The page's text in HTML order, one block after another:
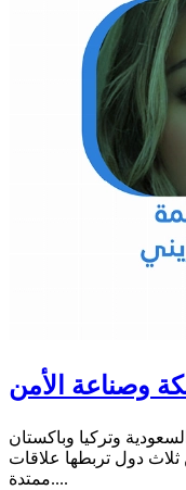
وصناعة الأمن
وتركيا وباكستان
دول تربطها علاقات
ممتدة....